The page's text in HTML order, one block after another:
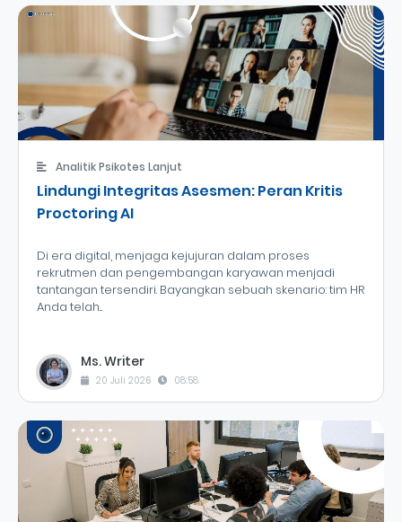
Analitik Psikotes Lanjut
Lindungi Integritas Asesmen: Peran Kritis
Proctoring AI
Di era digital, menjaga kejujuran dalam proses
rekrutmen dan pengembangan karyawan menjadi
tantangan tersendiri. Bayangkan sebuah skenario: tim HR
Anda telah...
Ms. Writer
20 Juli 2026 08:58